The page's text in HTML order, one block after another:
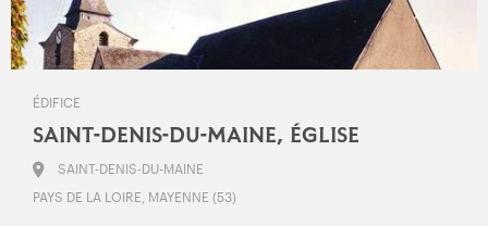
ÉDIFICE
SAINT-DENIS-DU-MAINE, ÉGLISE
SAINT-DENIS-DU-MAINE
PAYS DE LA LOIRE, MAYENNE (53)